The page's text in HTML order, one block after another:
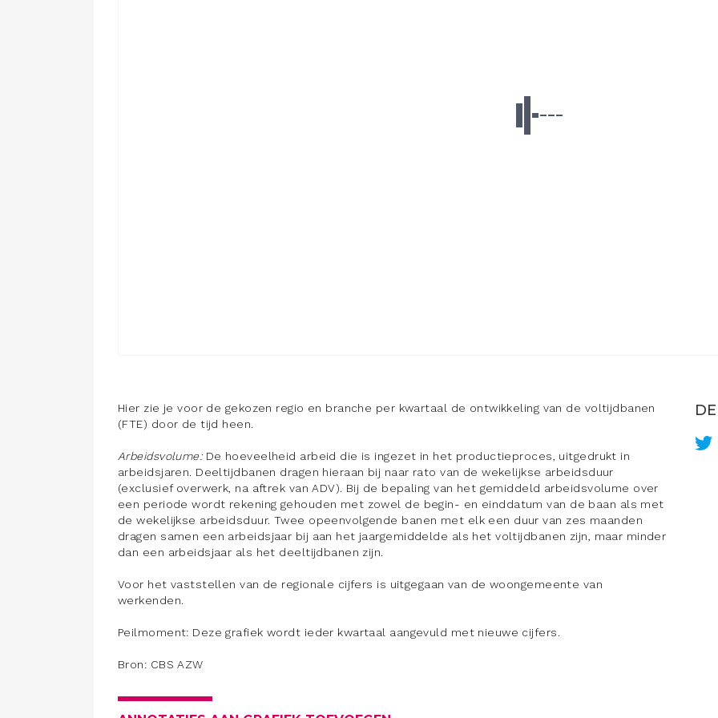
Hier zie je voor de gekozen regio en branche per kwartaal de ontwikkeling van de voltijdbanen
(FTE) door de tijd heen.
Arbeidsvolume: De hoeveelheid arbeid die is ingezet in het productieproces, uitgedrukt in
arbeidsjaren. Deeltijdbanen dragen hieraan bij naar rato van de wekelijkse arbeidsduur
(exclusief overwerk, na aftrek van ADV). Bij de bepaling van het gemiddeld arbeidsvolume over
een periode wordt rekening gehouden met zowel de begin- en einddatum van de baan als met
de wekelijkse arbeidsduur. Twee opeenvolgende banen met elk een duur van zes maanden
dragen samen een arbeidsjaar bij aan het jaargemiddelde als het voltijdbanen zijn, maar minder
dan een arbeidsjaar als het deeltijdbanen zijn.
Voor het vaststellen van de regionale cijfers is uitgegaan van de woongemeente van
werkenden.
Peilmoment: Deze grafiek wordt ieder kwartaal aangevuld met nieuwe cijfers.
Bron: CBS AZW